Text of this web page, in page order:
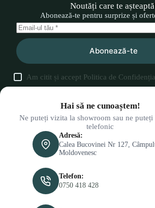
Noutăți care te
Abonează-te pentru surprize și
Abonează-te
Am citit și accept Politica de
Hai să ne cunoaștem!
Ne puteți vizita la showroom sau ne puteți
telefonic
Adresă:
Calea Bucovinei Nr 127,
Moldovenesc
Telefon:
0750 418 428